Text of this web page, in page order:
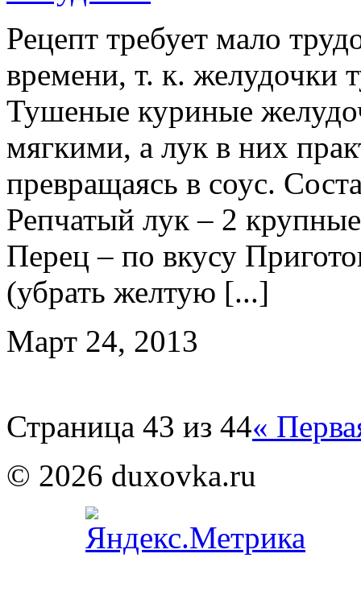
Рецепт требует мало
времени, т. к. желудочки
Тушеные куриные
мягкими, а лук в них
превращаясь в соус.
Репчатый лук – 2
Перец – по вкусу
(убрать желтую [...]
Март 24, 2013
Страница 43 из 44«
© 2026 duxovka.ru